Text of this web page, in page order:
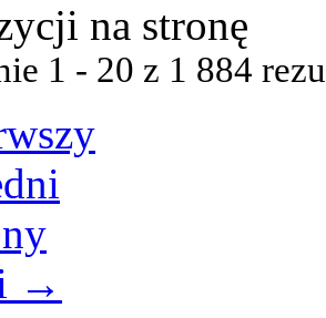
na stronę
1 - 20 z 1 884
→